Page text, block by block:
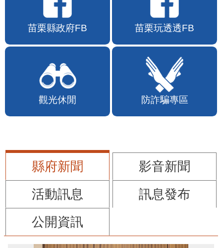
苗栗縣政府FB 苗栗玩透透FB
觀光休閒 防詐騙專區
縣府新聞
影音新聞
活動訊息
訊息發布
公開資訊